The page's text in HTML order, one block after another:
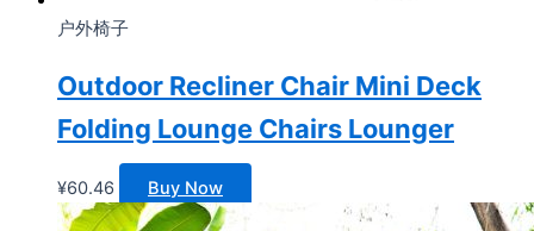
户外椅子
Outdoor Recliner Chair Mini Deck
Folding Lounge Chairs Lounger
¥60.46 Buy Now